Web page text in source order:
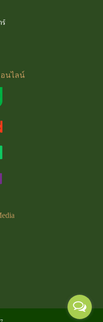
นไลน์